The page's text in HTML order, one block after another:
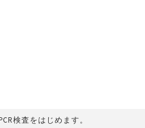
検査をはじめます。